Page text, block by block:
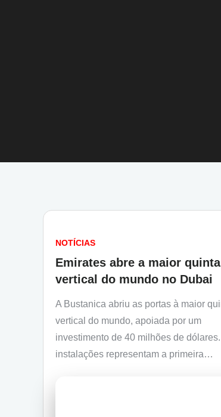
NOTÍCIAS
Emirates abre a maior quinta
vertical do mundo no Dubai
A Bustanica abriu as portas à maior
vertical do mundo, apoiada por um
investimento de 40 milhões de
instalações representam a primeira…